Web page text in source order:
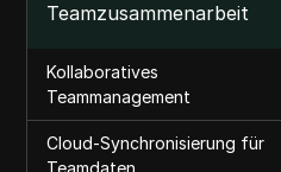
Teamzusammenarbeit
Kollaboratives
Teammanagement
Cloud-Synchronisierung für
Teamdaten